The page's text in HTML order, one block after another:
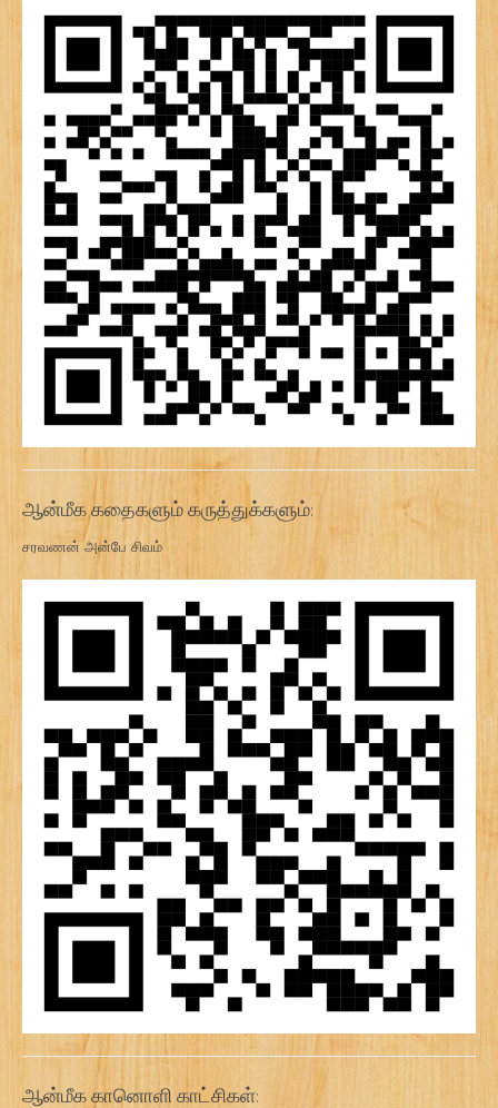
ஆன்மீக கதைகளும் கருத்துக்களும்:
சரவணன் அன்பே சிவம்
ஆன்மீக கானொளி காட்சிகள்: